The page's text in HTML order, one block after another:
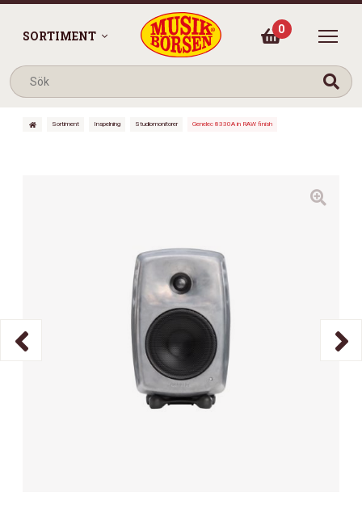
SORTIMENT 0
Sortiment Inspelning Studiomonitorer Genelec 8330A in RAW finish